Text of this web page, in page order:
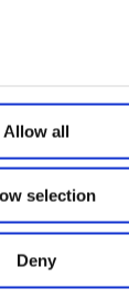
Allow all
selection
Deny
L-förmige Hubsäule JS36DS3-3-S